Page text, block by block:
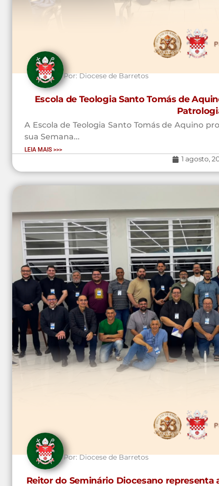
Por:Diocese de Barretos
Escola de Teologia Santo Tomás de
A Escola de Teologia Santo Tomás de Aquino
sua Semana...
LEIA MAIS >>>
1 agosto,
Por:Diocese de Barretos
Reitor do Seminário Diocesano